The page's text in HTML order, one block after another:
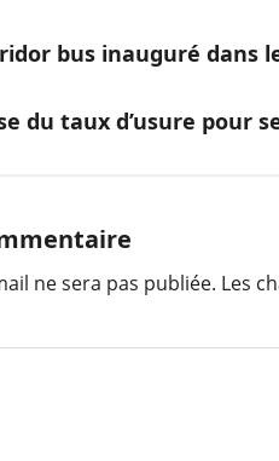
bus inauguré dans
du taux d’usure pour
ne sera pas publiée. Les